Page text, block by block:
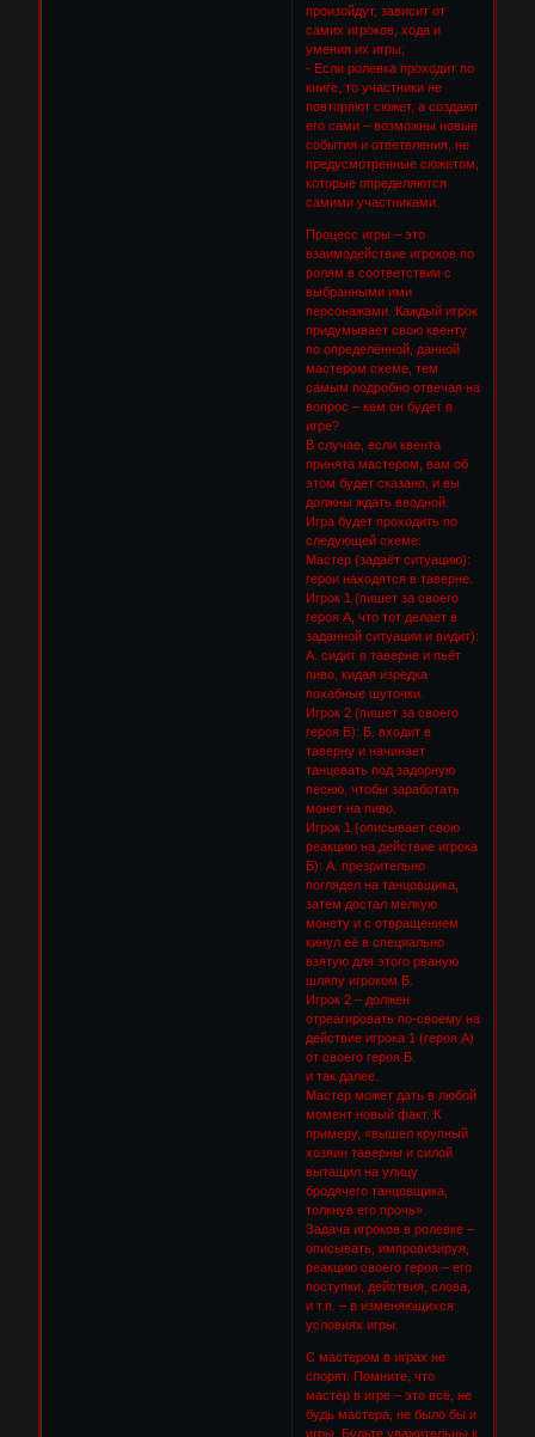
произойдут, зависит от
самих игроков, хода и
умения их игры;
- Если ролевка проходит по
книге, то участники не
повторяют сюжет, а создают
его сами – возможны новые
события и ответвления, не
предусмотренные сюжетом,
которые определяются
самими участниками.
Процесс игры – это
взаимодействие игроков по
ролям в соответствии с
выбранными ими
персонажами. Каждый игрок
придумывает свою квенту
по определённой, данной
мастером схеме, тем
самым подробно отвечая на
вопрос – кем он будет в
игре?
В случае, если квента
принята мастером, вам об
этом будет сказано, и вы
должны ждать вводной.
Игра будет проходить по
следующей схеме:
Мастер (задаёт ситуацию):
герои находятся в таверне.
Игрок 1 (пишет за своего
героя А, что тот делает в
заданной ситуации и видит):
А. сидит в таверне и пьёт
пиво, кидая изредка
похабные шуточки.
Игрок 2 (пишет за своего
героя Б): Б. входит в
таверну и начинает
танцевать под задорную
песню, чтобы заработать
монет на пиво.
Игрок 1 (описывает свою
реакцию на действие игрока
Б): А. презрительно
поглядел на танцовщика,
затем достал мелкую
монету и с отвращением
кинул её в специально
взятую для этого рваную
шляпу игроком Б.
Игрок 2 – должен
отреагировать по-своему на
действие игрока 1 (героя А)
от своего героя Б.
и так далее.
Мастер может дать в любой
момент новый факт. К
примеру, «вышел крупный
хозяин таверны и силой
вытащил на улицу
бродячего танцовщика,
толкнув его прочь».
Задача игроков в ролевке –
описывать, импровизируя,
реакцию своего героя – его
поступки, действия, слова,
и т.п. – в изменяющихся
условиях игры.
С мастером в играх не
спорят. Помните, что
мастер в игре – это всё, не
будь мастера, не было бы и
игры. Будьте уважительны к